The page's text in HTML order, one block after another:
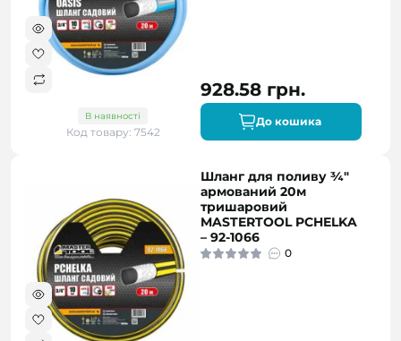
В наявності
Код товару: 7542
928.58 грн.
До кошика
Шланг для поливу ¾"
армований 20м
тришаровий
MASTERTOOL PCHELKA
– 92-1066
0